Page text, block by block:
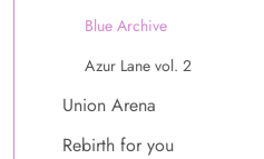
Blue Archive
Azur Lane vol. 2
Union Arena
Rebirth for you